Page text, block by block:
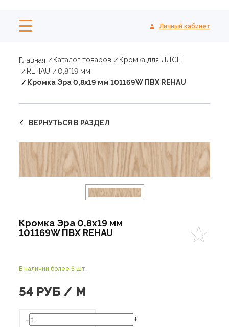
Личный кабинет
Главная Каталог товаров
Кромка для ЛДСП
REHAU
0,8*19 мм.
Кромка Эра 0,8х19 мм 101169W ПВХ REHAU
ВЕРНУТЬСЯ В РАЗДЕЛ
Кромка Эра 0,8х19 мм
101169W ПВХ REHAU
В наличии более 5 шт.
54 РУБ / М
- +